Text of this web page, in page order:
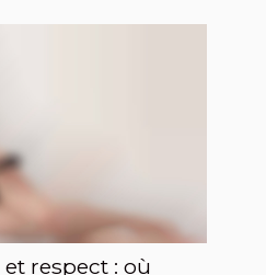
respect : où